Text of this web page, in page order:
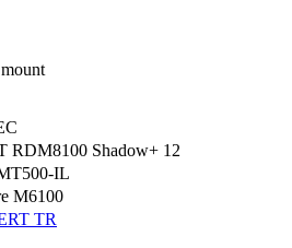
RDM8100 Shadow+ 12
IL
M6100
TR